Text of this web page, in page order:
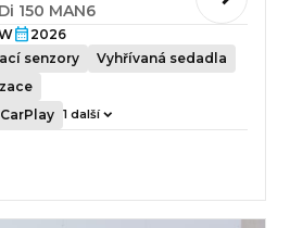
150 MAN6
2026
senzory
Vyhřívaná sedadla
1 další